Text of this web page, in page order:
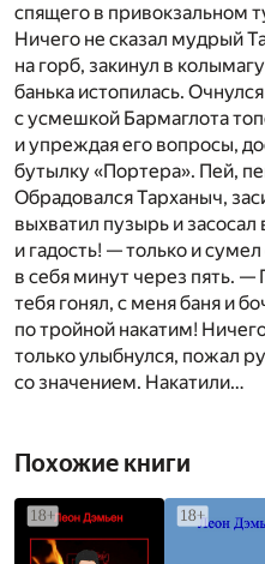
спящего в привокзальном
Ничего не сказал мудрый
на горб, закинул в
банька истопилась.
с усмешкой Бармаглота
и упреждая его вопросы,
бутылку «Портера». Пей,
Обрадовался Тарханыч,
выхватил пузырь и
и гадость! — только и
в себя минут через пять.
тебя гонял, с меня баня и
по тройной накатим!
только улыбнулся, пожал
со значением. Накатили…
Похожие книги